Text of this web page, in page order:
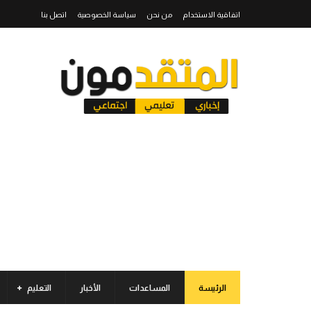
اتفاقية الاستخدام من نحن سياسة الخصوصية اتصل بنا
الرئيسة المساعدات الأخبار التعليم